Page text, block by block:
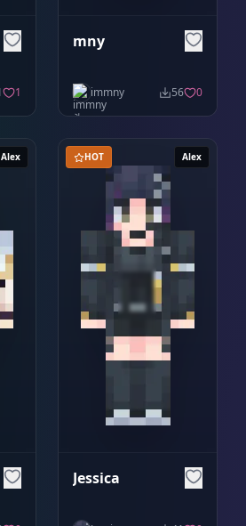
1
mny
immny 56 0
Alex Alex
HOT
Jessica